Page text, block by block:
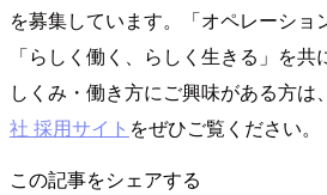
を募集しています。「オペレーショ
「らしく働く、らしく生きる」を共
しくみ・働き方にご興味がある方は、
社 採用サイト をぜひご覧ください。
この記事をシェアする